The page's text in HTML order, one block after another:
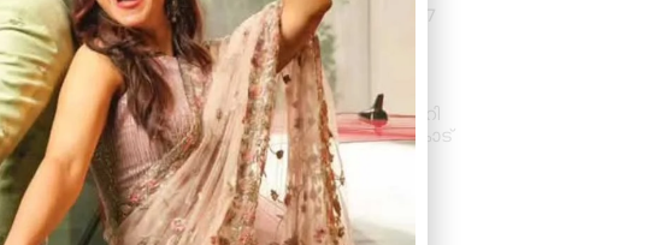
കനത്ത മഴ: ജില്ലയിൽ 1.77
കോടിയുടെ കൃഷിനാശം
August 5, 202611:34 am
സംസ്ഥാനതല ‘സ്വച്ഛത ഹി
സേവ’ അവാർഡ് ആലംകോട്
ജി.വി.എച്ച്.എസ്.എസിന്
August 4, 20266:01 pm
« Previous Next »